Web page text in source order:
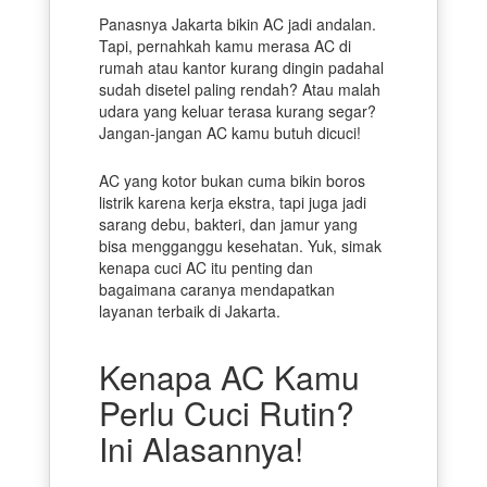
Panasnya Jakarta bikin AC jadi andalan.
Tapi, pernahkah kamu merasa AC di
rumah atau kantor kurang dingin padahal
sudah disetel paling rendah? Atau malah
udara yang keluar terasa kurang segar?
Jangan-jangan AC kamu butuh dicuci!
AC yang kotor bukan cuma bikin boros
listrik karena kerja ekstra, tapi juga jadi
sarang debu, bakteri, dan jamur yang
bisa mengganggu kesehatan. Yuk, simak
kenapa cuci AC itu penting dan
bagaimana caranya mendapatkan
layanan terbaik di Jakarta.
Kenapa AC Kamu
Perlu Cuci Rutin?
Ini Alasannya!